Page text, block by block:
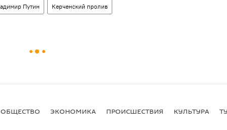
Путин Керченский пролив
ОБЩЕСТВО ЭКОНОМИКА ПРОИСШЕСТВИЯ КУЛЬТУРА